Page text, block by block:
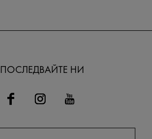
ПОСЛЕДВАЙТЕ НИ